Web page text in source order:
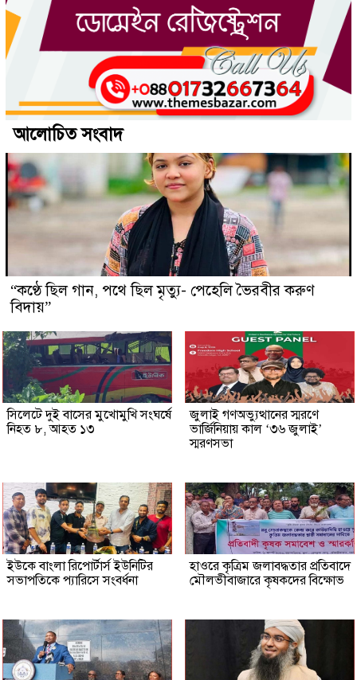
আলোচিত সংবাদ
“কণ্ঠে ছিল গান, পথে ছিল মৃত্যু- পেহেলি ভৈরবীর করুণ
বিদায়”
সিলেটে দুই বাসের মুখোমুখি সংঘর্ষে
নিহত ৮, আহত ১৩
জুলাই গণঅভ্যুত্থানের স্মরণে
ভার্জিনিয়ায় কাল ‘৩৬ জুলাই’
স্মরণসভা
ইউকে বাংলা রিপোর্টার্স ইউনিটির
সভাপতিকে প্যারিসে সংবর্ধনা
হাওরে কৃত্রিম জলাবদ্ধতার প্রতিবাদে
মৌলভীবাজারে কৃষকদের বিক্ষোভ